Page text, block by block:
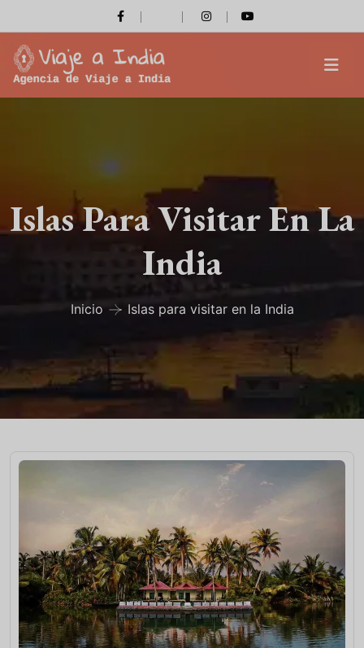
Islas Para Visitar En La
India
Inicio Islas para visitar en la India